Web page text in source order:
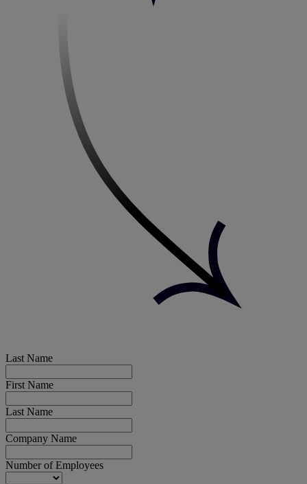
Last Name
First Name
Last Name
Company Name
Number of Employees